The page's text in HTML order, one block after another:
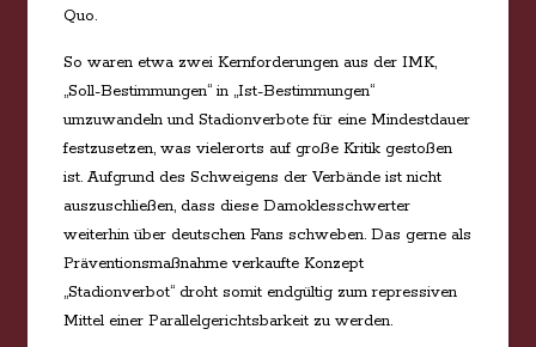
Quo.
So waren etwa zwei Kernforderungen aus der IMK,
„Soll-Bestimmungen“ in „Ist-Bestimmungen“
umzuwandeln und Stadionverbote für eine Mindestdauer
festzusetzen, was vielerorts auf große Kritik gestoßen
ist. Aufgrund des Schweigens der Verbände ist nicht
auszuschließen, dass diese Damoklesschwerter
weiterhin über deutschen Fans schweben. Das gerne als
Präventionsmaßnahme verkaufte Konzept
„Stadionverbot“ droht somit endgültig zum repressiven
Mittel einer Parallelgerichtsbarkeit zu werden.